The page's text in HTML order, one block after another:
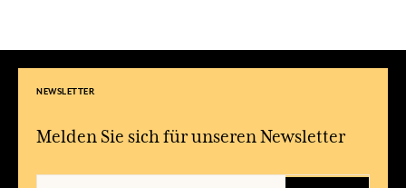
NEWSLETTER
Melden Sie sich für unseren Newsletter